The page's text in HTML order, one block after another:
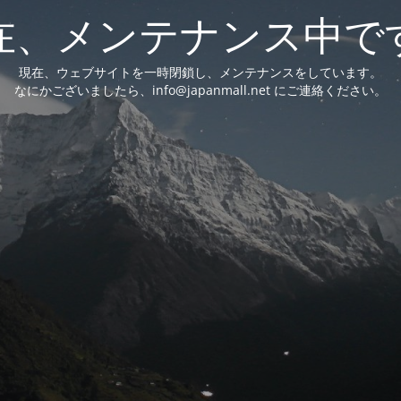
、メンテナンス中で
現在、ウェブサイトを一時閉鎖し、メンテナンスをしています。
なにかございましたら、info@japanmall.net にご連絡ください。